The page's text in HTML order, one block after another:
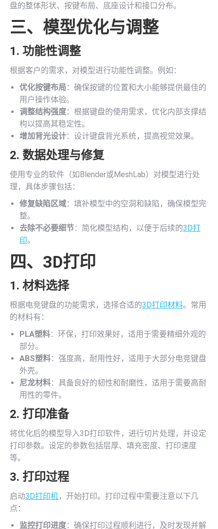
盘的整体形状、按键布局、底座设计和接口分布。
三、模型优化与调整
1. 功能性调整
根据客户的需求，对模型进行功能性调整。例如：
优化按键布局：确保按键的位置和大小能够提供最佳的
用户操作体验。
调整结构强度：根据键盘的使用需求，优化内部支撑结
构以提高其稳定性。
增加背光设计：设计键盘背光系统，提高视觉效果。
2. 数据处理与修复
使用专业的软件（如Blender或MeshLab）对模型进行处
理，具体步骤包括：
修复缺陷区域：填补模型中的空洞和缺陷，确保模型完
整。
去除不必要细节：简化模型结构，以便于后续的3D打
印。
四、 3D打印
1. 材料选择
根据电竞键盘的功能需求，选择合适的3D打印材料。常用
的材料有：
PLA塑料：环保，打印效果好，适用于需要精细外观的
部分。
ABS塑料：强度高，耐用性好，适用于大部分电竞键盘
外壳。
尼龙材料：具备良好的韧性和耐磨性，适用于需要高耐
用性的零件。
2. 打印准备
将优化后的模型导入3D打印软件，进行切片处理，并设定
打印参数。设定的参数包括层厚、填充密度、打印速度
等。
3. 打印过程
启动3D打印机，开始打印。打印过程中需要注意以下几
点：
监控打印进度：确保打印过程顺利进行，及时发现并解